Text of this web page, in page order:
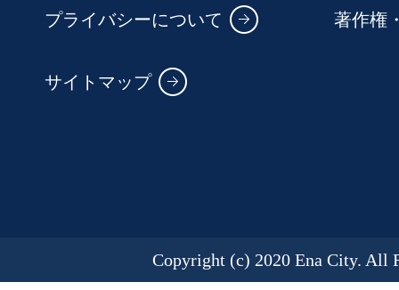
プライバシーについて 著作権
サイトマップ
Copyright (c) 2020 Ena City. All